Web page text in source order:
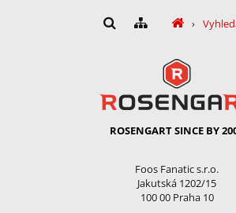
›
ROSENGART SINCE BY
Foos Fanatic s.r.o.
Jakutská 1202/15
100 00 Praha 10